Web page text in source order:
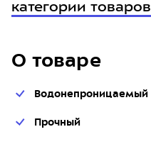
О товаре
Водонепроницаемый
Прочный
категории товаров